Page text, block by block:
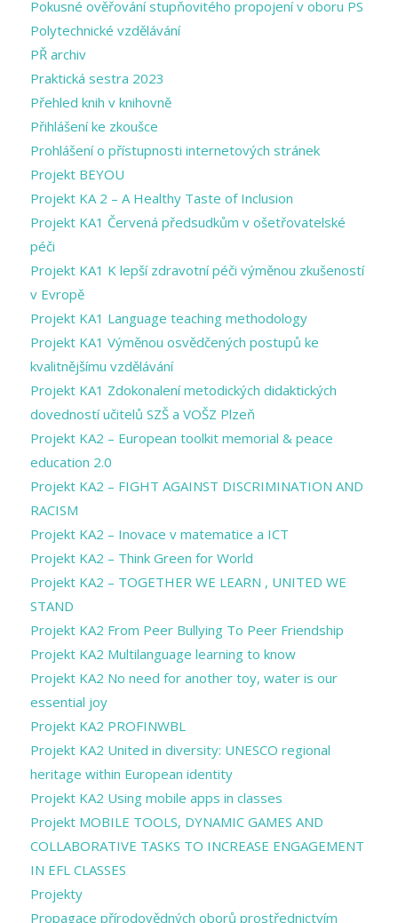
Pokusné ověřování stupňovitého propojení v oboru PS
Polytechnické vzdělávání
PŘ archiv
Praktická sestra 2023
Přehled knih v knihovně
Přihlášení ke zkoušce
Prohlášení o přístupnosti internetových stránek
Projekt BEYOU
Projekt KA 2 – A Healthy Taste of Inclusion
Projekt KA1 Červená předsudkům v ošetřovatelské
péči
Projekt KA1 K lepší zdravotní péči výměnou zkušeností
v Evropě
Projekt KA1 Language teaching methodology
Projekt KA1 Výměnou osvědčených postupů ke
kvalitnějšímu vzdělávání
Projekt KA1 Zdokonalení metodických didaktických
dovedností učitelů SZŠ a VOŠZ Plzeň
Projekt KA2 – European toolkit memorial & peace
education 2.0
Projekt KA2 – FIGHT AGAINST DISCRIMINATION AND
RACISM
Projekt KA2 – Inovace v matematice a ICT
Projekt KA2 – Think Green for World
Projekt KA2 – TOGETHER WE LEARN , UNITED WE
STAND
Projekt KA2 From Peer Bullying To Peer Friendship
Projekt KA2 Multilanguage learning to know
Projekt KA2 No need for another toy, water is our
essential joy
Projekt KA2 PROFINWBL
Projekt KA2 United in diversity: UNESCO regional
heritage within European identity
Projekt KA2 Using mobile apps in classes
Projekt MOBILE TOOLS, DYNAMIC GAMES AND
COLLABORATIVE TASKS TO INCREASE ENGAGEMENT
IN EFL CLASSES
Projekty
Propagace přírodovědných oborů prostřednictvím